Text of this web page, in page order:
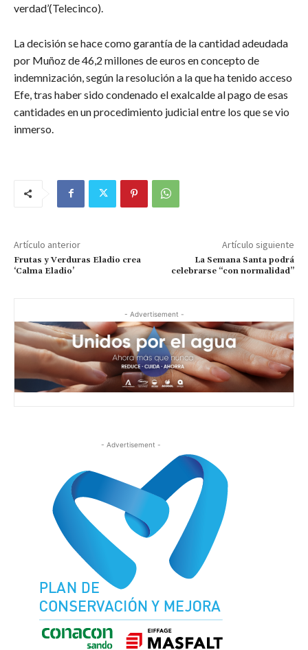
verdad’(Telecinco).
La decisión se hace como garantía de la cantidad adeudada
por Muñoz de 46,2 millones de euros en concepto de
indemnización, según la resolución a la que ha tenido acceso
Efe, tras haber sido condenado el exalcalde al pago de esas
cantidades en un procedimiento judicial entre los que se vio
inmerso.
Artículo anterior
Frutas y Verduras Eladio crea
‘Calma Eladio’
Artículo siguiente
La Semana Santa podrá
celebrarse “con normalidad”
- Advertisement -
- Advertisement -